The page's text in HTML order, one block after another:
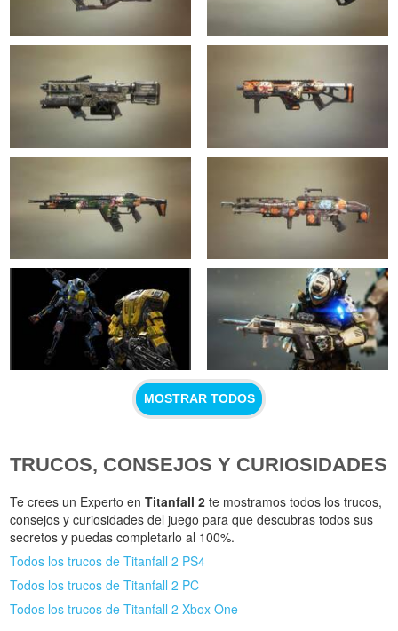
MOSTRAR TODOS
TRUCOS, CONSEJOS Y CURIOSIDADES
Te crees un Experto enTitanfall 2 te mostramos todos los trucos,
consejos y curiosidades del juego para que descubras todos sus
secretos y puedas completarlo al 100%.
Todos los trucos de Titanfall 2 PS4
Todos los trucos de Titanfall 2 PC
Todos los trucos de Titanfall 2 Xbox One